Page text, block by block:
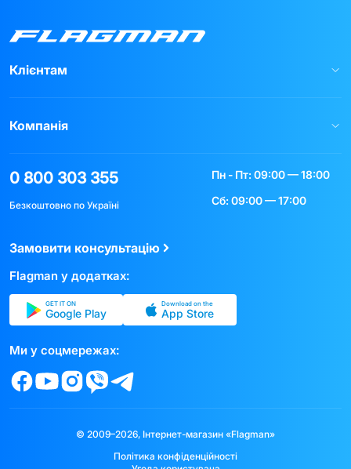
Клієнтам
Компанія
0 800 303 355
Безкоштовно по Україні
Пн - Пт: 09:00 — 18:00
Сб: 09:00 — 17:00
Замовити консультацію
Flagman у додатках:
GET IT ON
Google Play
Download on the
App Store
Ми у соцмережах:
© 2009–2026, Інтернет-магазин «Flagman»
Політика конфіденційності